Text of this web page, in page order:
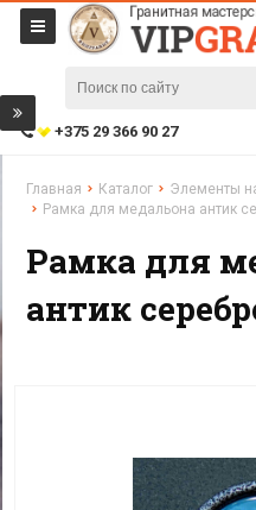
+375 29 366 90 27
Главная Каталог Элементы
Рамка для медальона антик
Рамка для
антик